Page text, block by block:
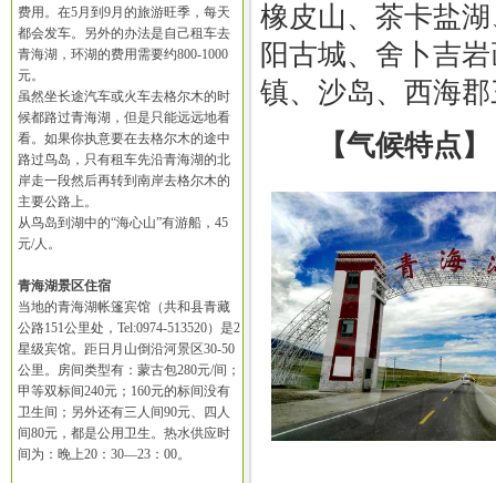
费用。在5月到9月的旅游旺季，每天
都会发车。另外的办法是自己租车去
青海湖，环湖的费用需要约800-1000
元。
虽然坐长途汽车或火车去格尔木的时
候都路过青海湖，但是只能远远地看
看。如果你执意要在去格尔木的途中
路过鸟岛，只有租车先沿青海湖的北
岸走一段然后再转到南岸去格尔木的
主要公路上。
从鸟岛到湖中的“海心山”有游船，45
元/人。
青海湖景区住宿
当地的青海湖帐篷宾馆（共和县青藏
公路151公里处，Tel:0974-513520）是2
星级宾馆。距日月山倒沿河景区30-50
公里。房间类型有：蒙古包280元/间；
甲等双标间240元；160元的标间没有
卫生间；另外还有三人间90元、四人
间80元，都是公用卫生。热水供应时
间为：晚上20：30—23：00。
橡皮山、茶卡盐
阳古城、舍卜吉
镇、沙岛、西海
【气候特点】